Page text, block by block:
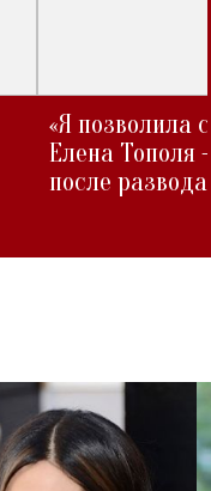
«Я позволила
Елена Тополя
после развода